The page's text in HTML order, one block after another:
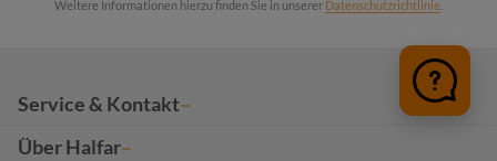
Weitere Informationen hierzu finden Sie in unserer Datenschutzrichtlinie
Service & Kontakt
Über Halfar